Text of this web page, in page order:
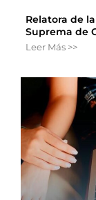
Relatora de
Suprema de
Leer Más >>